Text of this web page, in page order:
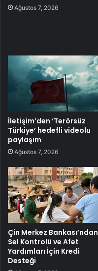
Ağustos 7, 2026
İletişim’den ‘Terörsüz
Türkiye’ hedefli videolu
paylaşım
Ağustos 7, 2026
Çin Merkez Bankası’ndan
Sel Kontrolü ve Afet
Yardımları İçin Kredi
Desteği